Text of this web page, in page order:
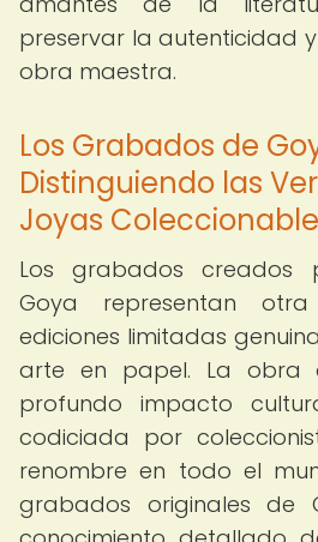
preservar la autenticidad
obra maestra.
Los Grabados de
Distinguiendo las
Joyas
Los grabados creados
Goya representan
ediciones limitadas
arte en papel. La obra
profundo impacto
codiciada por
renombre en todo el
grabados originales de